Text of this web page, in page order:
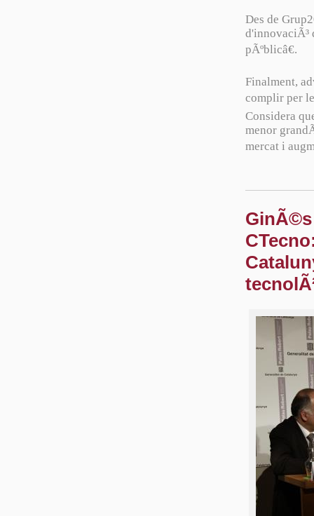
Des de
d'innovaciÃ³
pÃºblicâ€.
Finalment,
complir per
Considera
menor
mercat i
GinÃ©s